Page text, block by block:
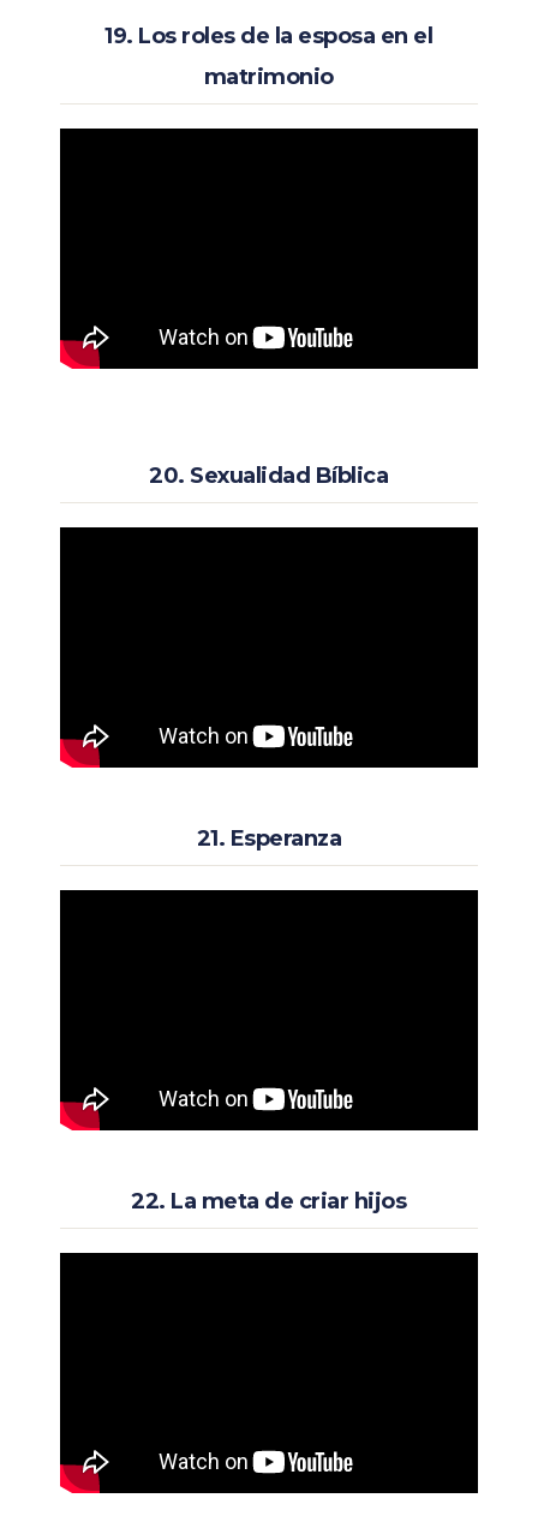
19. Los roles de la esposa en el
matrimonio
20. Sexualidad Bíblica
21. Esperanza
22. La meta de criar hijos